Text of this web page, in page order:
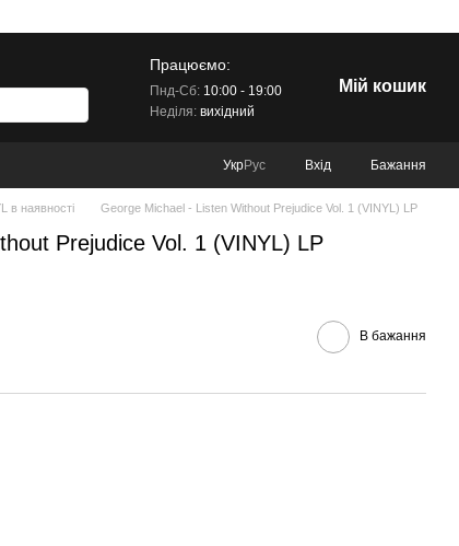
Працюємо:
Пнд-Сб:10:00 - 19:00
Неділя:вихідний
Мій кошик
УкрРус Вхід Бажання
в наявності George Michael - Listen Without Prejudice Vol. 1 (VINYL) LP
Prejudice Vol. 1 (VINYL) LP
В бажання